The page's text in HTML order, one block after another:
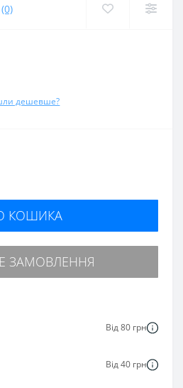
(0)
дешевше?
КОШИКА
ЗАМОВЛЕННЯ
Від 80 грн
Від 40 грн